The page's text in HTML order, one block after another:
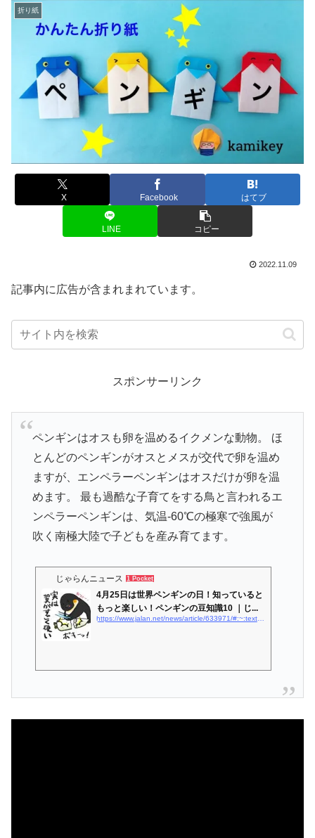
折り紙
X Facebook はてブ
LINE コピー
2022.11.09
記事内に広告が含まれまれています。
スポンサーリンク
ペンギンはオスも卵を温めるイクメンな動物。 ほ
とんどのペンギンがオスとメスが交代で卵を温め
ますが、エンペラーペンギンはオスだけが卵を温
めます。 最も過酷な子育てをする鳥と言われるエ
ンペラーペンギンは、気温-60℃の極寒で強風が
吹く南極大陸で子どもを産み育てます。
じゃらんニュース 1 Pocket
4月25日は世界ペンギンの日！知っていると
もっと楽しい！ペンギンの豆知識10 ｜じ...
https://www.jalan.net/news/article/633971/#:~:text=ペンギンはオスも卵,子どもを産み育てます。